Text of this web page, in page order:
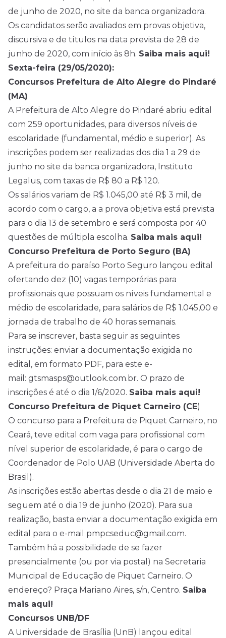
de junho de 2020, no site da banca organizadora.
Os candidatos serão avaliados em provas objetiva,
discursiva e de títulos na data prevista de 28 de
junho de 2020, com início às 8h. Saiba mais aqui!
Sexta-feira (29/05/2020):
Concursos Prefeitura de Alto Alegre do Pindaré
(MA)
A Prefeitura de Alto Alegre do Pindaré abriu edital
com 259 oportunidades, para diversos níveis de
escolaridade (fundamental, médio e superior). As
inscrições podem ser realizadas dos dia 1 a 29 de
junho no site da banca organizadora, Instituto
Legalus, com taxas de R$ 80 a R$ 120.
Os salários variam de R$ 1.045,00 até R$ 3 mil, de
acordo com o cargo, a a prova objetiva está prevista
para o dia 13 de setembro e será composta por 40
questões de múltipla escolha. Saiba mais aqui!
Concurso Prefeitura de Porto Seguro (BA)
A prefeitura do paraíso Porto Seguro lançou edital
ofertando dez (10) vagas temporárias para
profissionais que possuam os níveis fundamental e
médio de escolaridade, para salários de R$ 1.045,00 e
jornada de trabalho de 40 horas semanais.
Para se inscrever, basta seguir as seguintes
instruções: enviar a documentação exigida no
edital, em formato PDF, para este e-
mail: gtsmasps@outlook.com.br. O prazo de
inscrições é até o dia 1/6/2020. Saiba mais aqui!
Concurso Prefeitura de Piquet Carneiro (CE)
O concurso para a Prefeitura de Piquet Carneiro, no
Ceará, teve edital com vaga para profissional com
nível superior de escolaridade, é para o cargo de
Coordenador de Polo UAB (Universidade Aberta do
Brasil).
As inscrições estão abertas desde o dia 21 de maio e
seguem até o dia 19 de junho (2020). Para sua
realização, basta enviar a documentação exigida em
edital para o e-mail pmpcseduc@gmail.com.
Também há a possibilidade de se fazer
presencialmente (ou por via postal) na Secretaria
Municipal de Educação de Piquet Carneiro. O
endereço? Praça Mariano Aires, s/n, Centro. Saiba
mais aqui!
Concursos UNB/DF
A Universidade de Brasília (UnB) lançou edital